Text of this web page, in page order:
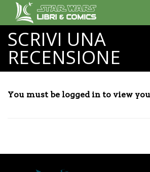
SCRIVI UNA
RECENSIONE
You must be logged in to view